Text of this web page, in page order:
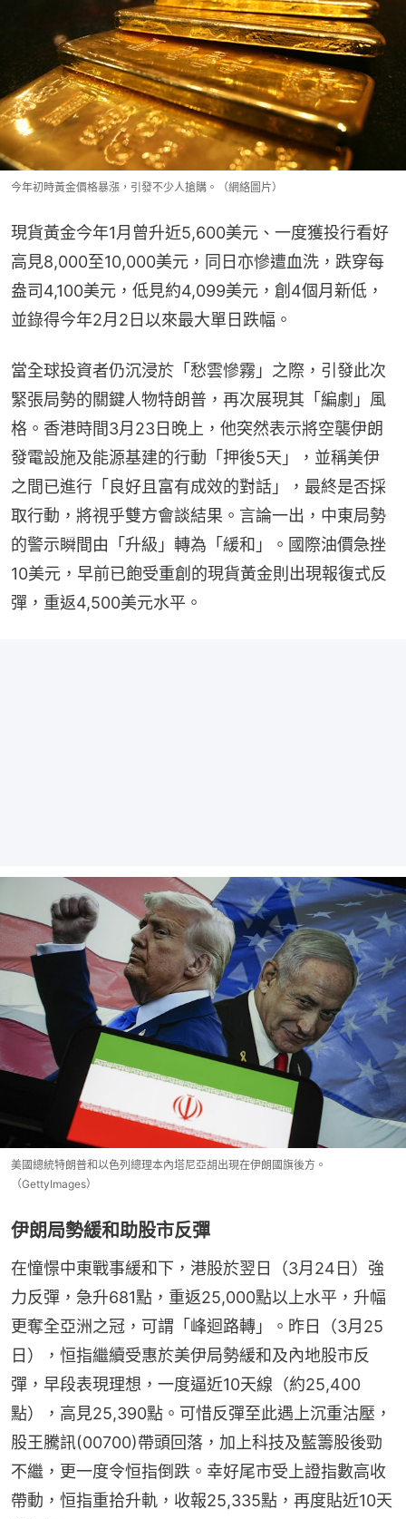
今年初時黃金價格暴漲，引發不少人搶購。（網絡圖片）
現貨黃金今年1月曾升近5,600美元、一度獲投行看好
高見8,000至10,000美元，同日亦慘遭血洗，跌穿每
盎司4,100美元，低見約4,099美元，創4個月新低，
並錄得今年2月2日以來最大單日跌幅。
當全球投資者仍沉浸於「愁雲慘霧」之際，引發此次
緊張局勢的關鍵人物特朗普，再次展現其「編劇」風
格。香港時間3月23日晚上，他突然表示將空襲伊朗
發電設施及能源基建的行動「押後5天」，並稱美伊
之間已進行「良好且富有成效的對話」，最終是否採
取行動，將視乎雙方會談結果。言論一出，中東局勢
的警示瞬間由「升級」轉為「緩和」。國際油價急挫
10美元，早前已飽受重創的現貨黃金則出現報復式反
彈，重返4,500美元水平。
美國總統特朗普和以色列總理本內塔尼亞胡出現在伊朗國旗後方。
（GettyImages）
伊朗局勢緩和助股市反彈
在憧憬中東戰事緩和下，港股於翌日（3月24日）強
力反彈，急升681點，重返25,000點以上水平，升幅
更奪全亞洲之冠，可謂「峰迴路轉」。昨日（3月25
日），恒指繼續受惠於美伊局勢緩和及內地股市反
彈，早段表現理想，一度逼近10天線（約25,400
點），高見25,390點。可惜反彈至此遇上沉重沽壓，
股王騰訊(00700)帶頭回落，加上科技及藍籌股後勁
不繼，更一度令恒指倒跌。幸好尾市受上證指數高收
帶動，恒指重拾升軌，收報25,335點，再度貼近10天